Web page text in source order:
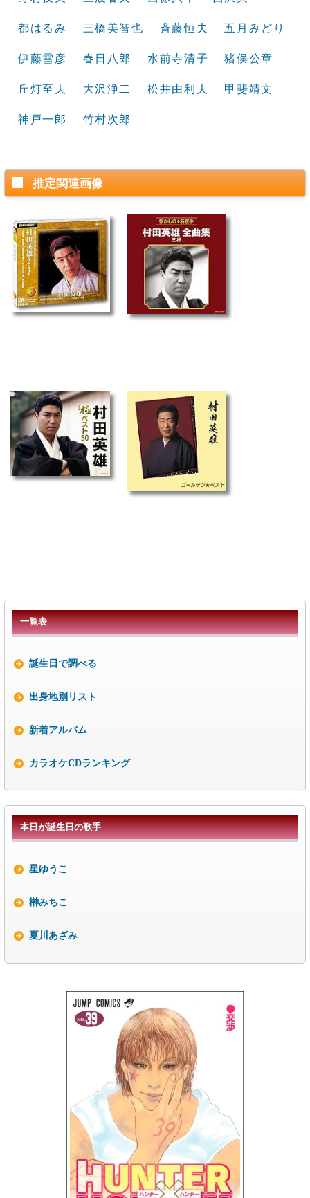
都はるみ 三橋美智也 斉藤恒夫 五月みどり
伊藤雪彦 春日八郎 水前寺清子 猪俣公章
丘灯至夫 大沢浄二 松井由利夫 甲斐靖文
神戸一郎 竹村次郎
推定関連画像
一覧表
誕生日で調べる
出身地別リスト
新着アルバム
カラオケCDランキング
本日が誕生日の歌手
星ゆうこ
榊みちこ
夏川あざみ